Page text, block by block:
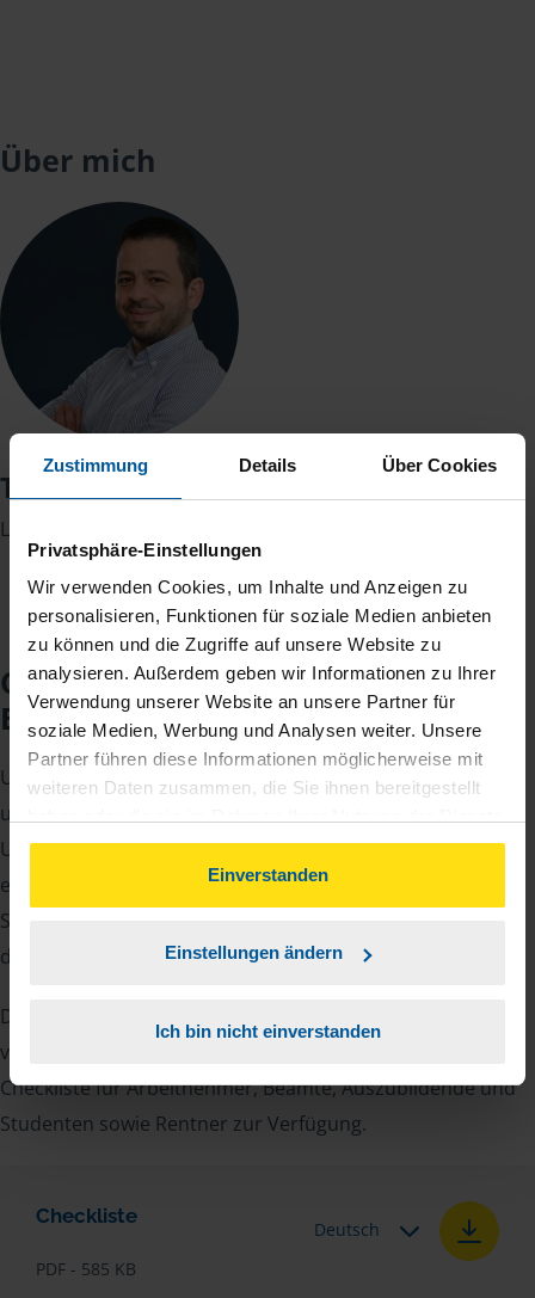
Zustimmung Details Über Cookies
Privatsphäre-Einstellungen
Wir verwenden Cookies, um Inhalte und Anzeigen zu
personalisieren, Funktionen für soziale Medien anbieten
zu können und die Zugriffe auf unsere Website zu
analysieren. Außerdem geben wir Informationen zu Ihrer
Verwendung unserer Website an unsere Partner für
soziale Medien, Werbung und Analysen weiter. Unsere
Partner führen diese Informationen möglicherweise mit
weiteren Daten zusammen, die Sie ihnen bereitgestellt
gesammelt haben. Indem Sie auf Einverstanden klicken,
können Sie der Verwendung von Cookies, gemäß
unserer
Einverstanden
Einstellungen ändern
Ich bin nicht einverstanden
Über mich
Talal Mhesh
Leiter der Bertaungsstelle
Checkliste für Ihr
Beratungsgespräch
Um Ihre Steuererklärung erstellen zu können, benötigen
unsere Beraterinnen und Berater eine Reihe von
Unterlagen von Ihnen. Dazu gehört beispielsweise die
elektronische Lohnsteuerbescheinigung, Ihre
Steueridentifikationsnummer, der Rentenbescheid oder
die Bescheinigung über das Kindergeld.
Damit Sie sich gut vorbereiten können und keinen der
vielen Nachweise vergessen, stellen wir Ihnen hier eine
Checkliste für Arbeitnehmer, Beamte, Auszubildende und
Studenten sowie Rentner zur Verfügung.
Checkliste
PDF - 585 KB
Deutsch